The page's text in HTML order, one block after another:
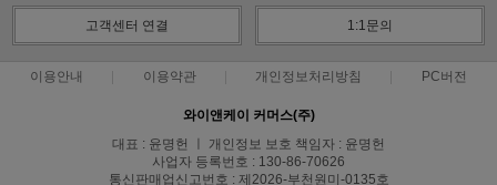
고객센터 연결 1:1문의
이용안내 이용약관 개인정보처리방침 PC버전
와이앤케이 커머스(주)
대표 : 윤명헌 ㅣ 개인정보 보호 책임자 : 윤명헌
사업자 등록번호 : 130-86-70626
통신판매업신고번호 : 제2026-부천원미-0135호